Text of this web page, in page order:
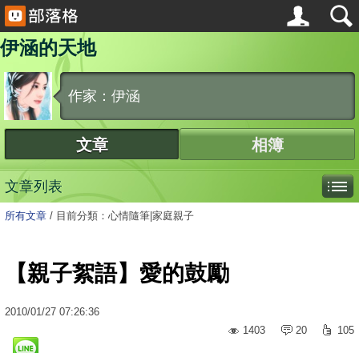
伊涵的天地
作家：伊涵
文章 相簿
文章列表
所有文章 / 目前分類：心情隨筆|家庭親子
【親子絮語】愛的鼓勵
2010/01/27 07:26:36
1403
20 105